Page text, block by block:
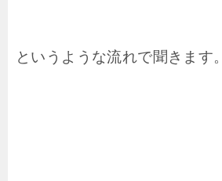
というような流れで聞きます。